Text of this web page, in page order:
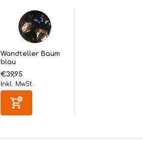
Wandteller Baum
blau
€39,95
Inkl. MwSt.